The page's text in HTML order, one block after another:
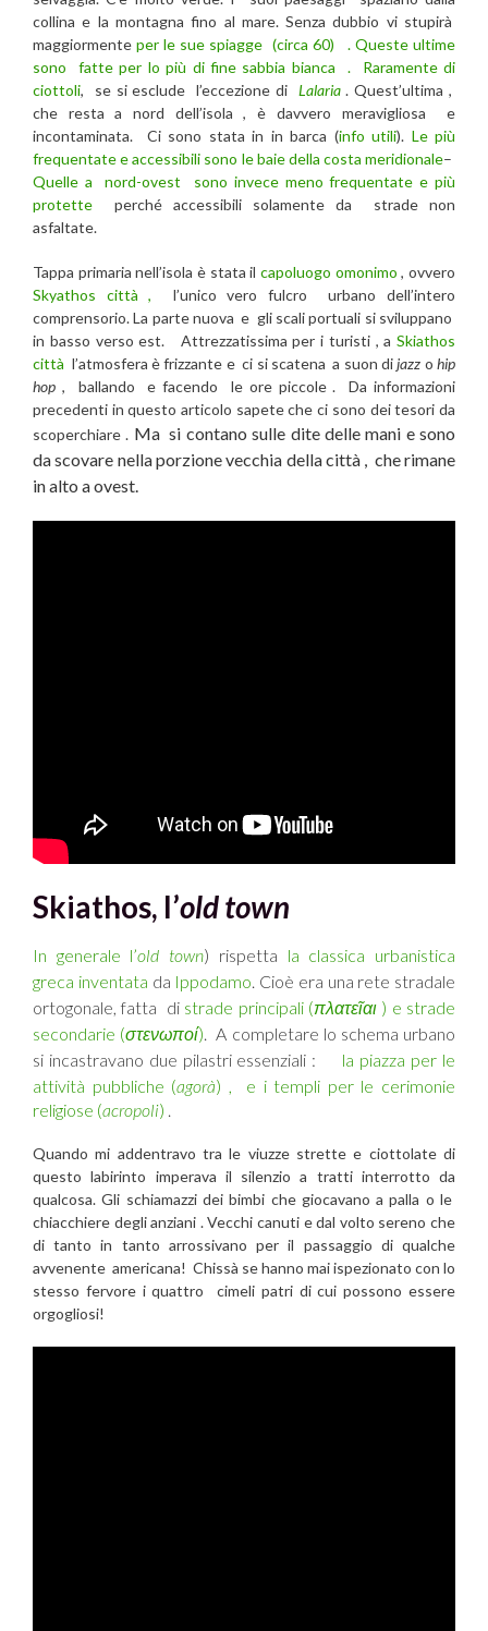
collina e la montagna fino al mare. Senza dubbio vi stupirà
maggiormenteper le sue spiagge (circa 60) . Queste ultime
sono fatte per lo più di fine sabbia bianca . Raramente di
ciottoli, se si esclude l’eccezione di Lalaria. Quest’ultima ,
che resta a nord dell’isola , è davvero meravigliosa e
incontaminata. Ci sono stata in in barca (info utili). Le più
frequentate e accessibili sono le baie della costa meridionale–
Quelle a nord-ovest sono invece meno frequentate e più
protette
perché accessibili solamente da strade non
asfaltate.
Tappa primaria nell’isola è stata il capoluogo omonimo , ovvero
Skyathos città ,
l’unico vero fulcro urbano dell’intero
comprensorio. La parte nuova e gli scali portuali si sviluppano
in basso verso est. Attrezzatissima per i turisti , a Skiathos
città l’atmosfera è frizzante e ci si scatena a suon dijazz o hip
hop , ballando e facendo le ore piccole . Da informazioni
precedenti in questo articolo sapete che ci sono dei tesori da
scoperchiare . Ma si contano sulle dite delle mani e sono
da scovare nella porzione vecchia della città , che rimane
in alto a ovest.
Skiathos, l’old town
In generale l’old town) rispetta la classica urbanistica
greca inventata da Ippodamo. Cioè era una rete stradale
ortogonale, fatta di strade principali (πλατεῖαι ) e strade
secondarie (στενωποί). A completare lo schema urbano
si incastravano due pilastri essenziali :
la piazza per le
attività pubbliche (agorà) , e i templi per le cerimonie
religiose (acropoli) .
Quando mi addentravo tra le viuzze strette e ciottolate di
questo labirinto imperava il silenzio a tratti interrotto da
qualcosa. Gli schiamazzi dei bimbi che giocavano a palla o le
chiacchiere degli anziani . Vecchi canuti e dal volto sereno che
di tanto in tanto arrossivano per il passaggio di qualche
avvenente americana! Chissà se hanno mai ispezionato con lo
stesso fervore i quattro cimeli patri di cui possono essere
orgogliosi!